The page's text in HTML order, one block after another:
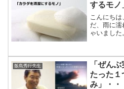
するモノ
こんにち
だ、雨に濡
ゃいました
ったせい
撲、、ひど
来なかっ
飯島秀行先生
「ぜん
たった１
み」・・